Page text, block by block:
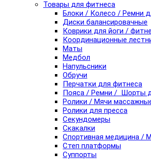
Товары для фитнеса
Блоки / Колесо / Ремни
Диски балансировачные
Коврики для йоги /
Координационные
Маты
Медбол
Напульсники
Обручи
Перчатки для фитнеса
Пояса / Ремни / Шорты
Ролики / Мячи
Ролики для пресса
Секундомеры
Скакалки
Спортивная медицина /
Степ платформы
Суппорты